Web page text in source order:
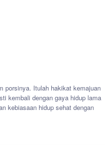
porsinya. Itulah hakikat kemajuan
kembali dengan gaya hidup lama
kebiasaan hidup sehat dengan